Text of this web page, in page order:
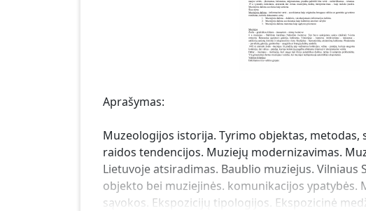
Aprašymas:
Muzeologijos istorija. Tyrimo objektas,
raidos tendencijos. Muziejų modernizavimas.
Lietuvoje atsiradimas. Baublio muziejus.
objekto bei muziejinės. komunikacijos
sąvokos. Ekspozicijų tipologijos. Ekspozicinė